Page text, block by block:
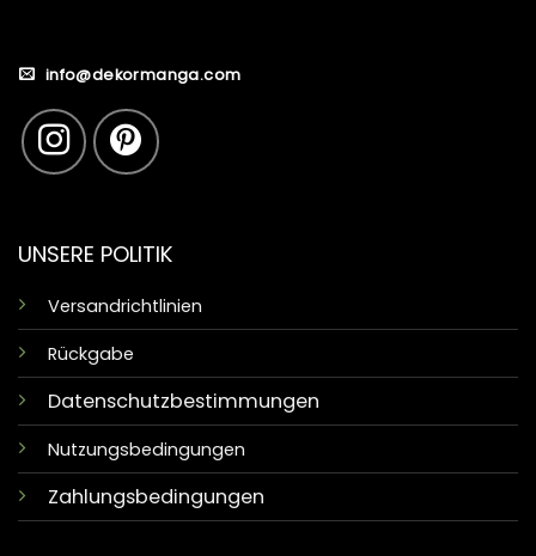
info@dekormanga.com
UNSERE POLITIK
Versandrichtlinien
Rückgabe
Datenschutzbestimmungen
Nutzungsbedingungen
Zahlungsbedingungen